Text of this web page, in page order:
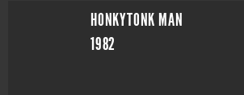
HONKYTONK MAN
1982